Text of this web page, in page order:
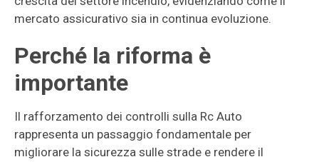
mercato assicurativo sia in continua evoluzione.
Perché la riforma è
importante
Il rafforzamento dei controlli sulla Rc Auto
rappresenta un passaggio fondamentale per
migliorare la sicurezza sulle strade e rendere il